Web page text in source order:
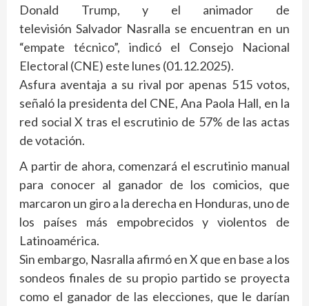
Donald Trump, y el animador de
televisión Salvador Nasralla se encuentran en un
“empate técnico”, indicó el Consejo Nacional
Electoral (CNE) este lunes (01.12.2025).
Asfura aventaja a su rival por apenas 515 votos,
señaló la presidenta del CNE, Ana Paola Hall, en la
red social X tras el escrutinio de 57% de las actas
de votación.
A partir de ahora, comenzará el escrutinio manual
para conocer al ganador de los comicios, que
marcaron un giro a la derecha en Honduras, uno de
los países más empobrecidos y violentos de
Latinoamérica.
Sin embargo, Nasralla afirmó en X que en base a los
sondeos finales de su propio partido se proyecta
como el ganador de las elecciones, que le darían